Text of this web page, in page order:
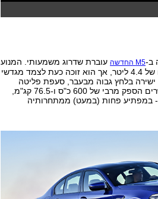
ב-M5 החדשה
עוברת שדרוג משמעותי. המנוע
שומר אמנם על תצורת V8, וגם על נפח של 4.4 ליטר, אך הוא זוכה כעת לצמד מגדשי
ישירה בלחץ גבוה מבעבר, סעפת פליטה
שונה ומשאבת שמן חדשה. אלה מאפשרים הספק מרבי של 600 כ"ס ו-76.5 קג"מ,
במפתיע פחות (במעט) ממתחרותיה